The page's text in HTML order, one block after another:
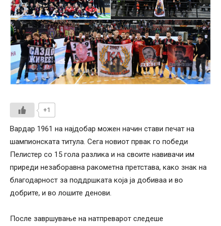
+1
Вардар 1961 на најдобар можен начин стави печат на
шампионската титула. Сега новиот првак го победи
Пелистер со 15 гола разлика и на своите навивачи им
приреди незаборавна ракометна претстава, како знак на
благодарност за поддршката која ја добиваа и во
добрите, и во лошите денови.
После завршување на натпреварот следеше